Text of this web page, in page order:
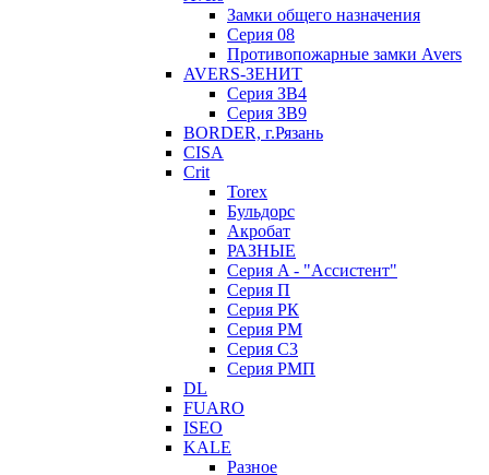
Замки общего назначения
Серия 08
Противопожарные замки Avers
AVERS-ЗЕНИТ
Серия ЗВ4
Серия ЗВ9
BORDER, г.Рязань
CISA
Crit
Torex
Бульдорс
Акробат
РАЗНЫЕ
Серия A - "Ассистент"
Серия П
Серия РК
Серия РМ
Серия С3
Серия РМП
DL
FUARO
ISEO
KALE
Разное